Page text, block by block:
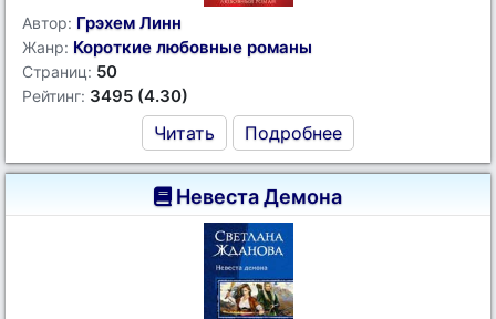
Автор: Грэхем Линн
Жанр: Короткие любовные романы
Страниц: 50
Рейтинг: 3495 (4.30)
Читать Подробнее
Невеста Демона